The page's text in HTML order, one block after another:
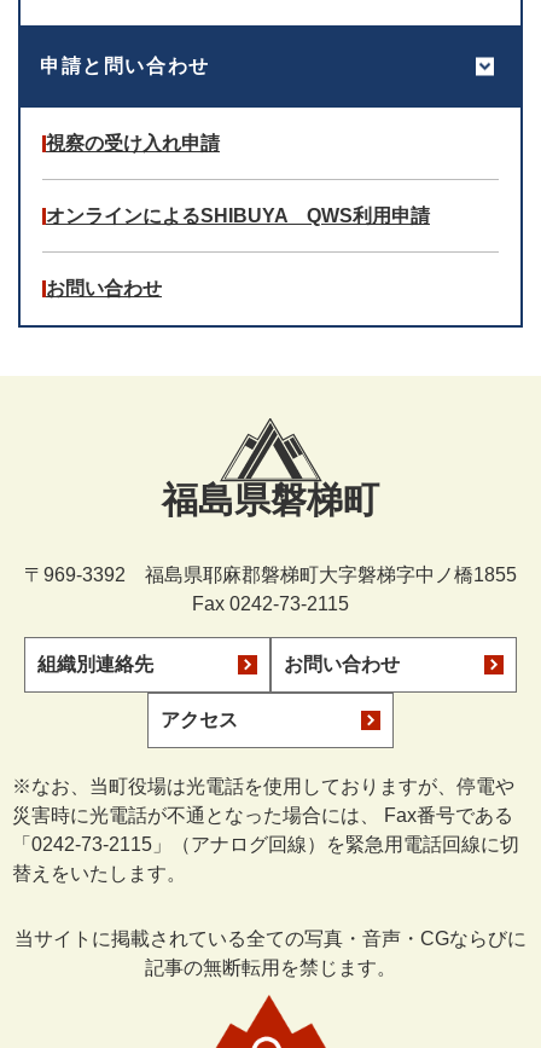
申請と問い合わせ
視察の受け入れ申請
オンラインによるSHIBUYA QWS利用申請
お問い合わせ
福島県磐梯町
〒969-3392 福島県耶麻郡磐梯町大字磐梯字中ノ橋1855
Fax 0242-73-2115
組織別連絡先 お問い合わせ
アクセス
※なお、当町役場は光電話を使用しておりますが、停電や
災害時に光電話が不通となった場合には、 Fax番号である
「0242-73-2115」（アナログ回線）を緊急用電話回線に切
替えをいたします。
当サイトに掲載されている全ての写真・音声・CGならびに
記事の無断転用を禁じます。